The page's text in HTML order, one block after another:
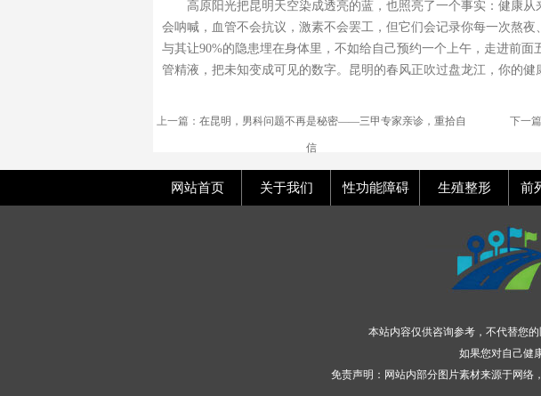
高原阳光把昆明天空染成透亮的蓝，也照亮了一个事实：健康
会呐喊，血管不会抗议，激素不会罢工，但它们会记录你每一次熬夜
与其让90%的隐患埋在身体里，不如给自己预约一个上午，走进前
管精液，把未知变成可见的数字。昆明的春风正吹过盘龙江，你的健
上一篇： 在昆明，男科问题不再是秘密——三甲专家亲诊，重拾自
信
下一篇
网站首页 关于我们 性功能障碍 生殖整形 前
本站内容仅供咨询参考，不代替您
如果您对自己健
免责声明：网站内部分图片素材来源于网络